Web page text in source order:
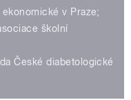
ekonomické v Praze;
školní
České diabetologické